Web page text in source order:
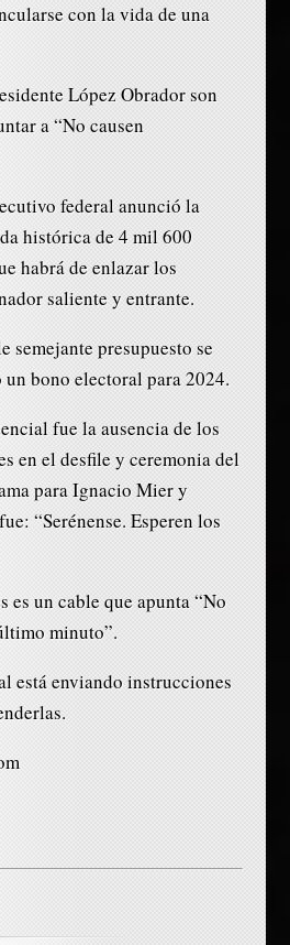
con la vida de una
López Obrador son
a “No causen
federal anunció la
histórica de 4 mil 600
habrá de enlazar los
saliente y entrante.
semejante presupuesto se
un bono electoral para 2024.
fue la ausencia de los
en el desfile y ceremonia del
para Ignacio Mier y
“Serénense. Esperen los
es un cable que apunta “No
minuto”.
está enviando instrucciones